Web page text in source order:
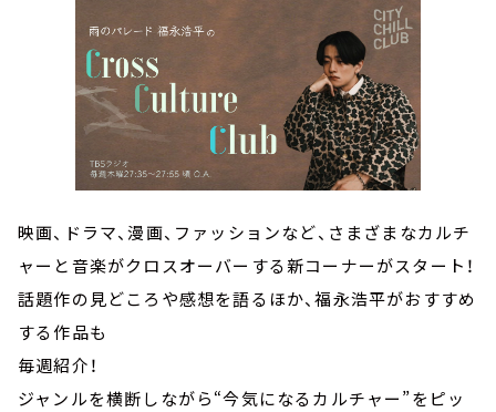
映画、ドラマ、漫画、ファッションなど、さまざまなカルチ
ャーと音楽がクロスオーバーする新コーナーがスタート！
話題作の見どころや感想を語るほか、福永浩平がおすすめ
する作品も
毎週紹介！
ジャンルを横断しながら“今気になるカルチャー”をピッ